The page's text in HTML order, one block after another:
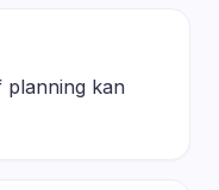
planning kan